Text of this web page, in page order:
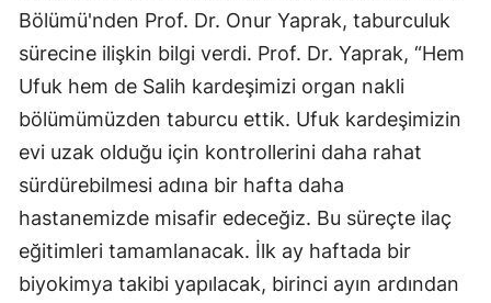
Bölümü'nden Prof. Dr. Onur Yaprak, taburculuk
sürecine ilişkin bilgi verdi. Prof. Dr. Yaprak, “Hem
Ufuk hem de Salih kardeşimizi organ nakli
bölümümüzden taburcu ettik. Ufuk kardeşimizin
evi uzak olduğu için kontrollerini daha rahat
sürdürebilmesi adına bir hafta daha
hastanemizde misafir edeceğiz. Bu süreçte ilaç
eğitimleri tamamlanacak. İlk ay haftada bir
biyokimya takibi yapılacak, birinci ayın ardından